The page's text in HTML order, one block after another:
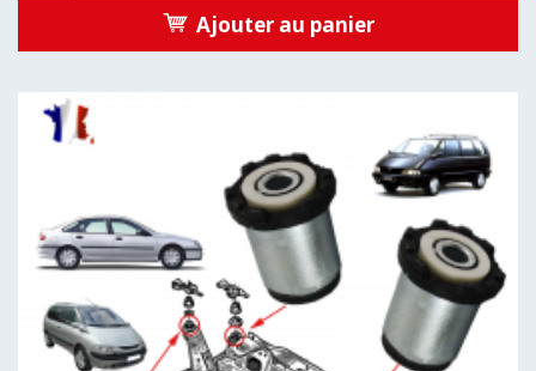
Ajouter au panier